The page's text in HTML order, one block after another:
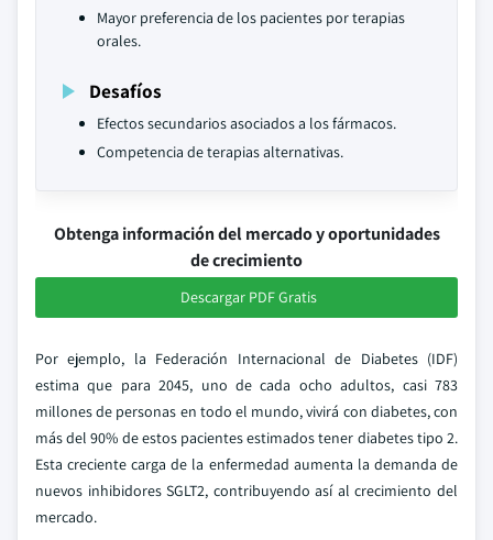
Mayor preferencia de los pacientes por terapias
orales.
Desafíos
Efectos secundarios asociados a los fármacos.
Competencia de terapias alternativas.
Obtenga información del mercado y oportunidades
de crecimiento
Descargar PDF Gratis
Por ejemplo, la Federación Internacional de Diabetes (IDF)
estima que para 2045, uno de cada ocho adultos, casi 783
millones de personas en todo el mundo, vivirá con diabetes, con
más del 90% de estos pacientes estimados tener diabetes tipo 2.
Esta creciente carga de la enfermedad aumenta la demanda de
nuevos inhibidores SGLT2, contribuyendo así al crecimiento del
mercado.